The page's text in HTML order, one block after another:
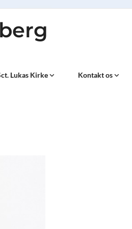
Lukas Kirke Kontakt os